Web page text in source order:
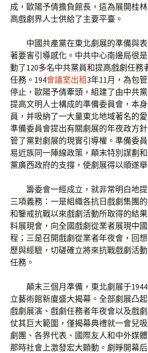
成，歐陽予倩擔負館長，這為展開桂
高戲劇界人士供給了主要平臺。
中國共產黨在東北劇展的準備與
著要害引導感化。中共中心南邊局很
動了120多名中共黨員和提高戲劇任務
任務。194會議室出租3年11月，為包
停止，歐陽予倩牽頭，組建了由中共
提高文明人士構成的準備委員會，本
員，并吸納了一大量東北地域著名的
準備委員會提出有關劇展的年夜政方
管了黨對劇展的現實引導權。準備委
易近族同一陣線政策，顛末特別謀劃
黨廣西政府的支撐，使劇展得以順遂舉
籌委會一經成立，就非常明白地
三項義務：一是組織各抗日戲劇集團
和鑒戒抗戰以來戲劇活動所取得的結
料展現會，向全國戲劇從業者展現中
程；三是召開戲劇從業者年夜會，回
歷與經驗，切磋確立將來抗戰戲劇活
任務。
顛末三個月準備，東北劇展于
立藝術館新廈盛大揭幕。全部劇展凸
戲劇展演、戲劇任務者年夜會以及戲
仗其巨大範圍，僅揭幕典禮就一會兒
劇團、各界代表、國際友人和中外媒
那時社會上激發宏大顫動。劇睜開幕